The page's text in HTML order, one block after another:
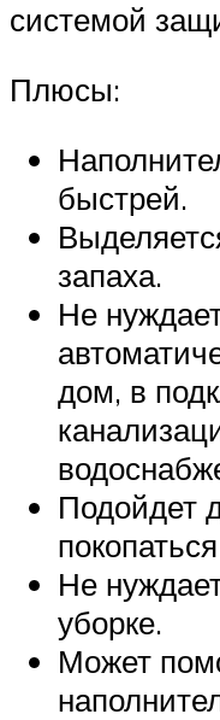
системой
Плюсы:
быстрей.
запаха.
Не
дом, в
Подойдет
Не
уборке.
Может